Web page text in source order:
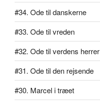
#34. Ode til danskerne
#33. Ode til vreden
#32. Ode til verdens herrer
#31. Ode til den rejsende
#30. Marcel i træet